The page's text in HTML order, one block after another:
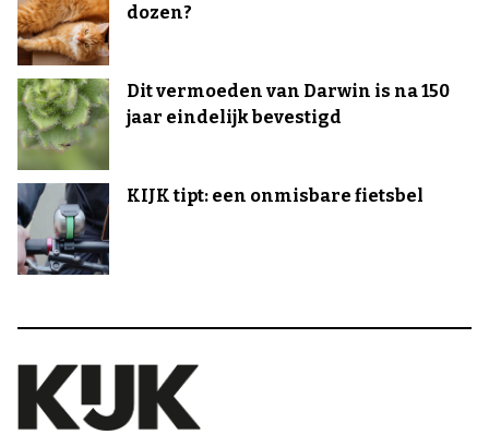
dozen?
Dit vermoeden van Darwin is na 150
jaar eindelijk bevestigd
KIJK tipt: een onmisbare fietsbel